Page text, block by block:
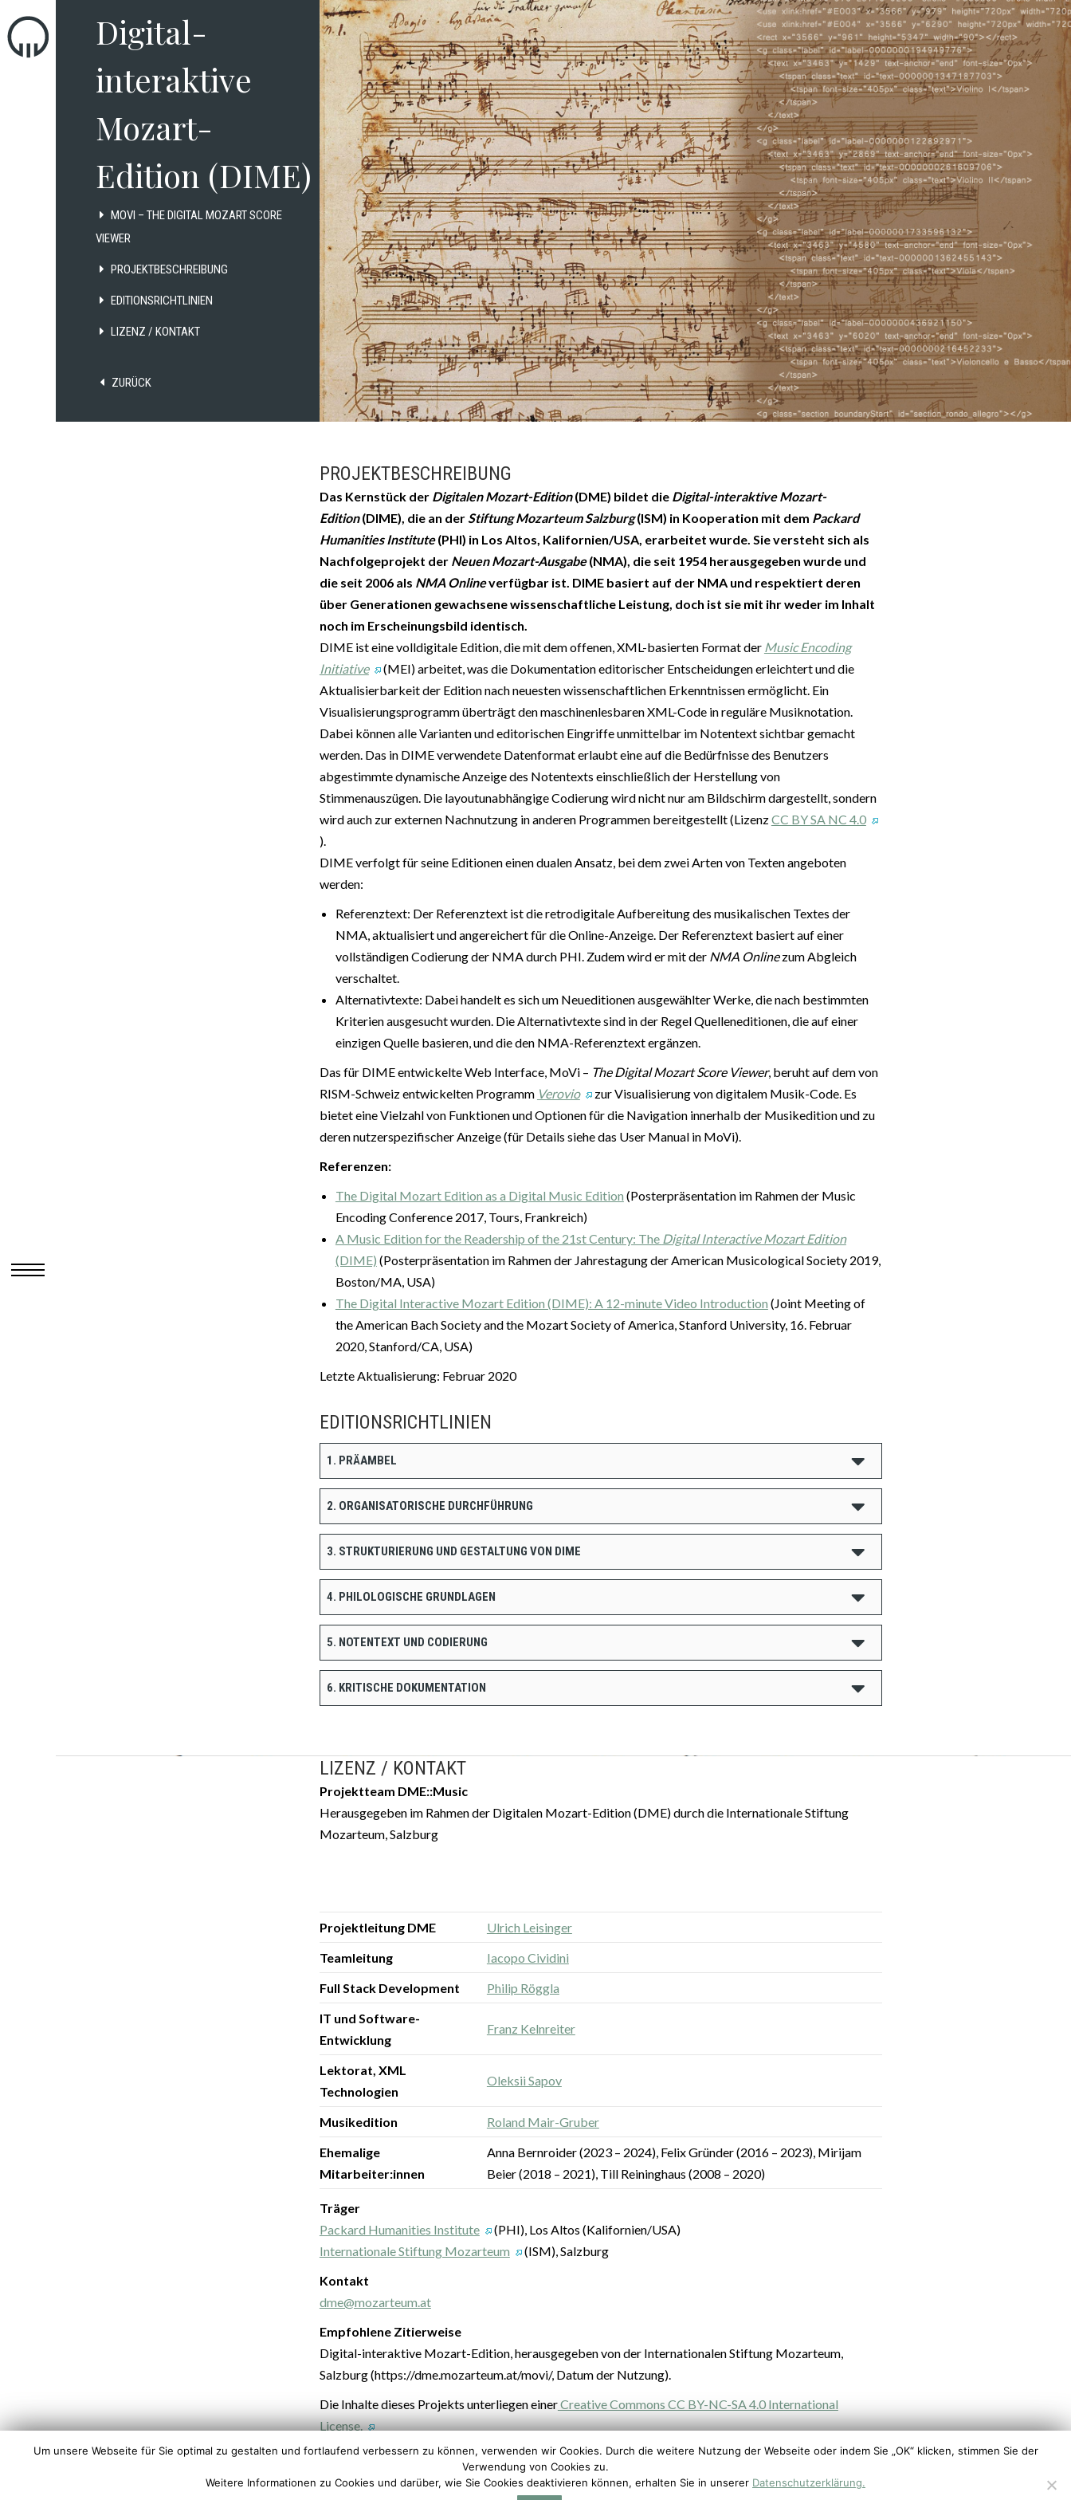
Digital-
interaktive
Mozart-
Edition (DIME)
MOVI – THE DIGITAL MOZART SCORE
VIEWER
PROJEKTBESCHREIBUNG
EDITIONSRICHTLINIEN
LIZENZ / KONTAKT
ZURÜCK
PROJEKTBESCHREIBUNG
Das Kernstück der Digitalen Mozart-Edition(DME) bildet die Digital-interaktive Mozart-
Edition(DIME), die an derStiftung Mozarteum Salzburg(ISM) in Kooperation mit dem Packard
Humanities Institute(PHI) in Los Altos, Kalifornien/USA, erarbeitet wurde. Sie versteht sich als
Nachfolgeprojekt der Neuen Mozart-Ausgabe(NMA), die seit 1954 herausgegeben wurde und
die seit 2006 als NMA Onlineverfügbar ist. DIME basiert auf der NMA und respektiert deren
über Generationen gewachsene wissenschaftliche Leistung, doch ist sie mit ihr weder im Inhalt
noch im Erscheinungsbild identisch.
DIME ist eine volldigitale Edition, die mit dem offenen, XML-basierten Format der Music Encoding
Initiative
(MEI) arbeitet, was die Dokumentation editorischer Entscheidungen erleichtert und die
Aktualisierbarkeit der Edition nach neuesten wissenschaftlichen Erkenntnissen ermöglicht. Ein
Visualisierungsprogramm überträgt den maschinenlesbaren XML-Code in reguläre Musiknotation.
Dabei können alle Varianten und editorischen Eingriffe unmittelbar im Notentext sichtbar gemacht
werden. Das in DIME verwendete Datenformat erlaubt eine auf die Bedürfnisse des Benutzers
abgestimmte dynamische Anzeige des Notentexts einschließlich der Herstellung von
Stimmenauszügen. Die layoutunabhängige Codierung wird nicht nur am Bildschirm dargestellt, sondern
wird auch zur externen Nachnutzung in anderen Programmen bereitgestellt (LizenzCC BY SA NC 4.0
).
DIME verfolgt für seine Editionen einen dualen Ansatz, bei dem zwei Arten von Texten angeboten
werden:
Referenztext: Der Referenztext ist die retrodigitale Aufbereitung des musikalischen Textes der
NMA, aktualisiert und angereichert für die Online-Anzeige. Der Referenztext basiert auf einer
vollständigen Codierung der NMA durch PHI. Zudem wird er mit der NMA Onlinezum Abgleich
verschaltet.
Alternativtexte: Dabei handelt es sich um Neueditionen ausgewählter Werke, die nach bestimmten
Kriterien ausgesucht wurden. Die Alternativtexte sind in der Regel Quelleneditionen, die auf einer
einzigen Quelle basieren, und die den NMA-Referenztext ergänzen.
Das für DIME entwickelte Web Interface, MoVi – The Digital Mozart Score Viewer, beruht auf dem von
RISM-Schweiz entwickelten Programm Verovio
zur Visualisierung von digitalem Musik-Code. Es
bietet eine Vielzahl von Funktionen und Optionen für die Navigation innerhalb der Musikedition und zu
deren nutzerspezifischer Anzeige (für Details siehe das User Manual in MoVi).
Referenzen:
The Digital Mozart Edition as a Digital Music Edition (Posterpräsentation im Rahmen der Music
Encoding Conference 2017, Tours, Frankreich)
A Music Edition for the Readership of the 21st Century: The Digital Interactive Mozart Edition
(DIME) (Posterpräsentation im Rahmen der Jahrestagung der American Musicological Society 2019,
Boston/MA, USA)
The Digital Interactive Mozart Edition (DIME): A 12-minute Video Introduction (Joint Meeting of
the American Bach Society and the Mozart Society of America, Stanford University, 16. Februar
2020, Stanford/CA, USA)
Letzte Aktualisierung: Februar 2020
EDITIONSRICHTLINIEN
1. PRÄAMBEL
2. ORGANISATORISCHE DURCHFÜHRUNG
3. STRUKTURIERUNG UND GESTALTUNG VON DIME
4. PHILOLOGISCHE GRUNDLAGEN
5. NOTENTEXT UND CODIERUNG
6. KRITISCHE DOKUMENTATION
LIZENZ / KONTAKT
Projektteam DME::Music
Herausgegeben im Rahmen der Digitalen Mozart-Edition (DME) durch die Internationale Stiftung
Mozarteum, Salzburg
Projektleitung DME
Ulrich Leisinger
Teamleitung
Iacopo Cividini
Full Stack Development
Philip Röggla
IT und Software-
Entwicklung
Franz Kelnreiter
Lektorat, XML
Technologien
Oleksii Sapov
Musikedition
Roland Mair-Gruber
Ehemalige
Mitarbeiter:innen
Anna Bernroider (2023 – 2024), Felix Gründer (2016 – 2023), Mirijam
Beier (2018 – 2021), Till Reininghaus (2008 – 2020)
Träger
Packard Humanities Institute
(PHI), Los Altos (Kalifornien/USA)
Internationale Stiftung Mozarteum
(ISM), Salzburg
Kontakt
dme@mozarteum.at
Empfohlene Zitierweise
Digital-interaktive Mozart-Edition, herausgegeben von der Internationalen Stiftung Mozarteum,
Salzburg (https://dme.mozarteum.at/movi/, Datum der Nutzung).
Die Inhalte dieses Projekts unterliegen einerCreative Commons CC BY-NC-SA 4.0 International
License.
Um unsere Webseite für Sie optimal zu gestalten und fortlaufend verbessern zu können, verwenden wir Cookies. Durch die weitere Nutzung der Webseite oder indem Sie „OK“ klicken, stimmen Sie der
Verwendung von Cookies zu.
Weitere Informationen zu Cookies und darüber, wie Sie Cookies deaktivieren können, erhalten Sie in unserer Datenschutzerklärung.